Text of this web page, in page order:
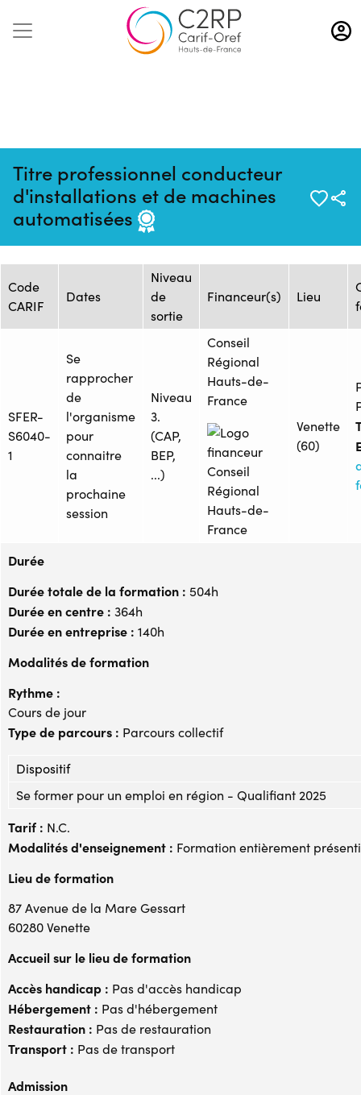
Aller
au
contenu
Titre professionnel conducteur
d'installations et de machines
automatisées
Mise à jour :
09/03/2026
Formation :
26254284F
Source : PROMEO AFDE
PICARDIE Senlis
Session de formation
Code
CARIF
Dates
Niveau
de
sortie
Financeur(s) Lieu
SFER-
S6040-
1
Se
rapprocher
de
l'organisme
pour
connaitre
la
prochaine
session
Niveau
3.
(CAP,
BEP,
...)
Conseil
Régional
Hauts-de-
France
Venette
(60)
Durée
Durée totale de la formation : 504h
Durée en centre : 364h
Durée en entreprise : 140h
Modalités de formation
Rythme :
Cours de jour
Type de parcours : Parcours collectif
Dispositif
Se former pour un emploi en région - Qualifiant 2025
Tarif : N.C.
Modalités d'enseignement : Formation entièrement
Lieu de formation
87 Avenue de la Mare Gessart
60280 Venette
Accueil sur le lieu de formation
Accès handicap : Pas d'accès handicap
Hébergement : Pas d'hébergement
Restauration : Pas de restauration
Transport : Pas de transport
Admission